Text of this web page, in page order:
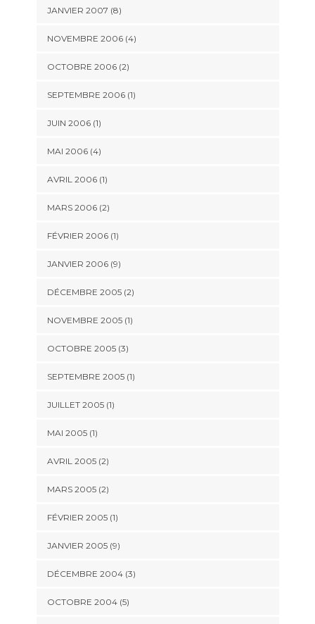
JANVIER 2007 (8)
NOVEMBRE 2006 (4)
OCTOBRE 2006 (2)
SEPTEMBRE 2006 (1)
JUIN 2006 (1)
MAI 2006 (4)
AVRIL 2006 (1)
MARS 2006 (2)
FÉVRIER 2006 (1)
JANVIER 2006 (9)
DÉCEMBRE 2005 (2)
NOVEMBRE 2005 (1)
OCTOBRE 2005 (3)
SEPTEMBRE 2005 (1)
JUILLET 2005 (1)
MAI 2005 (1)
AVRIL 2005 (2)
MARS 2005 (2)
FÉVRIER 2005 (1)
JANVIER 2005 (9)
DÉCEMBRE 2004 (3)
OCTOBRE 2004 (5)